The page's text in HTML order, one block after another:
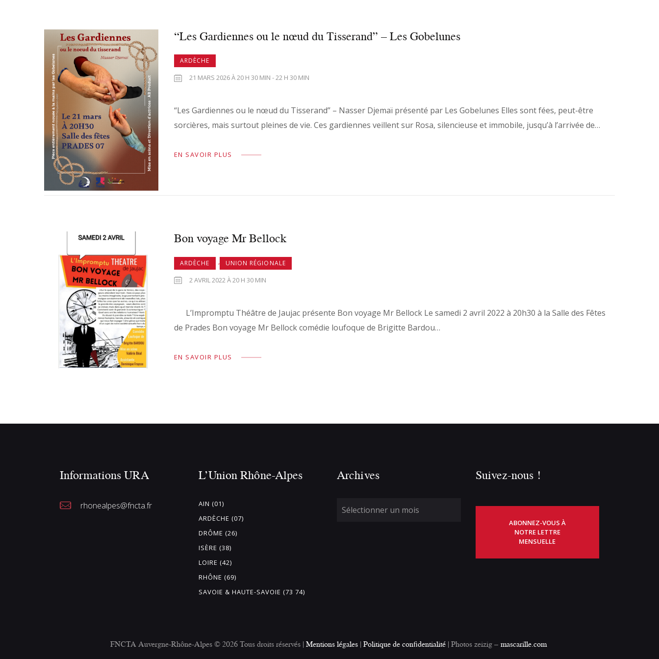
“Les Gardiennes ou le nœud du Tisserand” – Les Gobelunes
ARDÈCHE
21 MARS 2026 À 20 H 30 MIN - 22 H 30 MIN
“Les Gardiennes ou le nœud du Tisserand” – Nasser Djemaï présenté par Les Gobelunes Elles sont fées, peut-être
sorcières, mais surtout pleines de vie. Ces gardiennes veillent sur Rosa, silencieuse et immobile, jusqu’à l’arrivée de…
EN SAVOIR PLUS
Bon voyage Mr Bellock
ARDÈCHE , UNION RÉGIONALE
2 AVRIL 2022 À 20 H 30 MIN
L’Impromptu Théâtre de Jaujac présente Bon voyage Mr Bellock Le samedi 2 avril 2022 à 20h30 à la Salle des Fêtes
de Prades Bon voyage Mr Bellock comédie loufoque de Brigitte Bardou…
EN SAVOIR PLUS
Informations URA
rhonealpes@fncta.fr
L’Union Rhône-Alpes
AIN (01)
ARDÈCHE (07)
DRÔME (26)
ISÈRE (38)
LOIRE (42)
RHÔNE (69)
SAVOIE & HAUTE-SAVOIE (73 74)
Archives Suivez-nous !
ABONNEZ-VOUS À
NOTRE LETTRE
MENSUELLE
FNCTA Auvergne-Rhône-Alpes © 2026 Tous droits réservés | Mentions légales| Politique de confidentialité | Photos zeizig – mascarille.com